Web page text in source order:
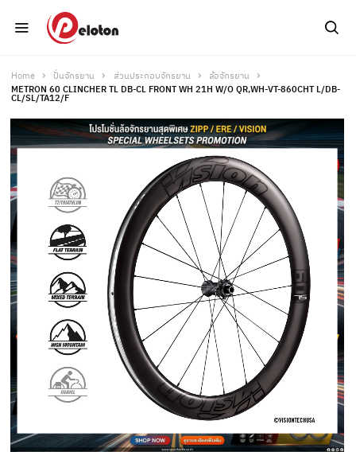
Home ปั่นจักรยาน ส่วนประกอบจักรยาน
ล้อจักรยาน
METRON 60 CLINCHER TL DB-CL FRONT WH 21H W/O QR,WH-VT-860CHT L/DB-
CL/SL/TA12/F